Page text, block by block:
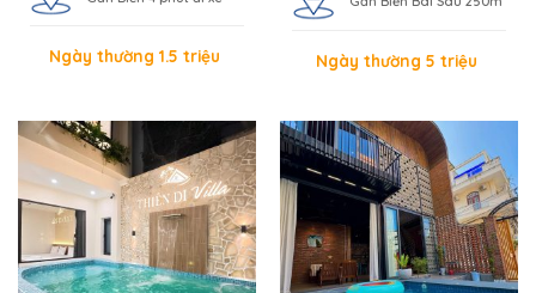
Ngày thường 1.5 triệu Ngày thường 5 triệu